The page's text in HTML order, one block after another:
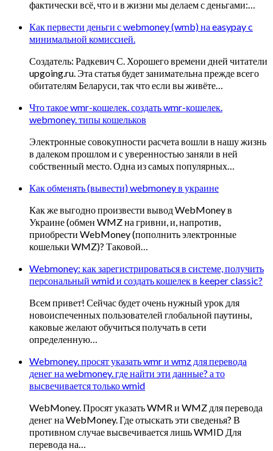
фактически всё, что и в жизни мы делаем с деньгами:…
Как первести деньги с webmoney (wmb) на easypay c
минимальной комиссией.
Создатель: Радкевич С. Хорошего времени дней читатели
upgoing.ru. Эта статья будет занимательна прежде всего
обитателям Беларуси, так что если вы живёте…
Что такое wmr-кошелек. создать wmr-кошелек.
webmoney. типы кошельков
Электронные совокупности расчета вошли в нашу жизнь
в далеком прошлом и с уверенностью заняли в ней
собственный место. Одна из самых популярных…
Как обменять (вывести) webmoney в украине
Как же выгодно произвести вывод WebMoney в
Украине (обмен WMZ на гривни, и, напротив,
приобрести WebMoney (пополнить электронные
кошельки WMZ)? Таковой…
Webmoney: как зарегистрироваться в системе, получить
персональный wmid и создать кошелек в keeper classic?
Всем привет! Сейчас будет очень нужный урок для
новоиспеченных пользователей глобальной паутины,
каковые желают обучиться получать в сети
определенную…
Webmoney. просят указать wmr и wmz для перевода
денег на webmoney. где найти эти данные? а то
высвечивается только wmid
WebMoney. Просят указать WMR и WMZ для перевода
денег на WebMoney. Где отыскать эти сведенья? В
противном случае высвечивается лишь WMID Для
перевода на…